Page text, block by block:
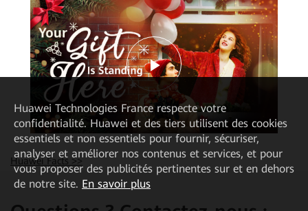
Play
Video
Huawei Facts >>
Huawei Technologies France respecte votre
confidentialité. Huawei et des tiers utilisent des cookies
essentiels et non essentiels pour fournir, sécuriser,
analyser et améliorer nos contenus et services, et pour
vous proposer des publicités pertinentes sur et en dehors
de notre site. En savoir plus